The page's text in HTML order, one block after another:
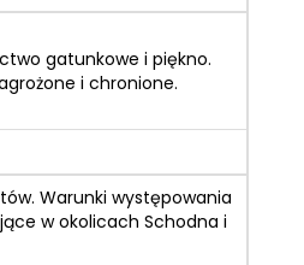
gatunkowe i piękno.
i chronione.
Warunki występowania
w okolicach Schodna i